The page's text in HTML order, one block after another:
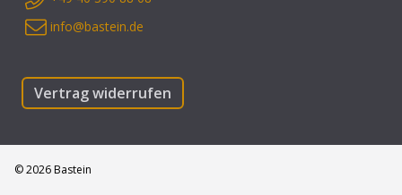
info@bastein.de
Vertrag widerrufen
©2026 Bastein